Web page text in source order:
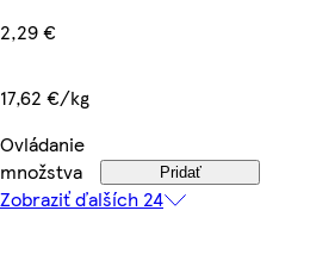
2,29 €
17,62 €/kg
Ovládanie
množstva
Pridať
Zobraziť ďalších 24